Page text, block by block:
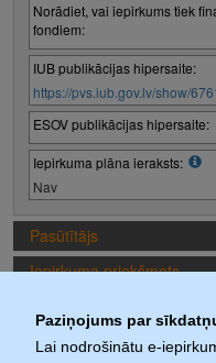
Paziņojums par
Lai nodrošinātu e-
Norādiet, vai iepirkums tiek
fondiem:
IUB publikācijas hipersaite:
https://pvs.iub.gov.lv/show/
ESOV publikācijas hipersaite:
Iepirkuma plāna ieraksts:
Nav
Pasūtītājs
Iepirkuma priekšmets
Iepirkuma termiņi